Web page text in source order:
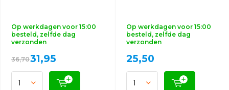
Op werkdagen voor 15:00
besteld, zelfde dag
verzonden
36,7031,95
Op werkdagen voor 15:00
besteld, zelfde dag
verzonden
25,50